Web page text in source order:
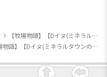
【牧場物語】【Dイヌ(ミネラルタウンのなかまたち)】牧場物語 ボールチェーン付きぬいぐるみ
【牧場物語】【Dイヌ(ミネラルタウンのなかまたち)】牧場物語 ボールチェーン付きぬいぐるみ